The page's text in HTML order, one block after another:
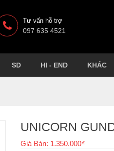
Tư vấn hỗ trợ
097 635 4521
SD HI - END KHÁC
UNICORN
Giá Bán: 1.350.000₫